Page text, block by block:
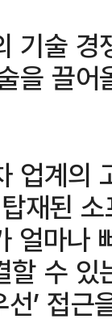
기술
을 끌
업계의
재된
얼마나
수
’ 접